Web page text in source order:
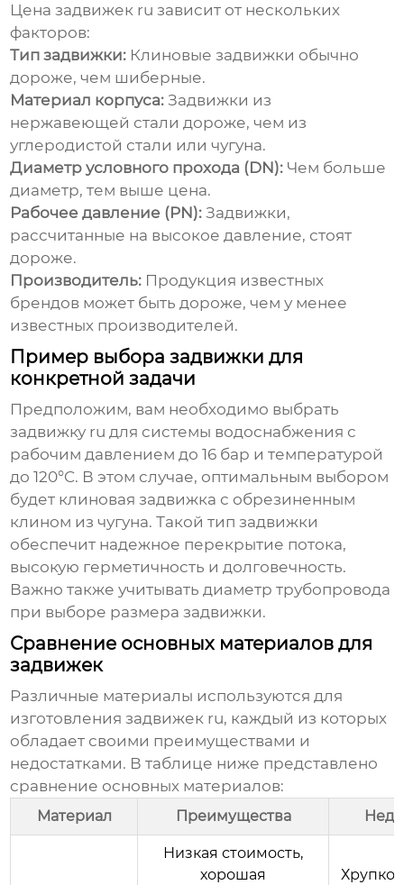
Ценазадвижек ru зависит от нескольких
факторов:
Тип задвижки: Клиновые задвижки обычно
дороже, чем шиберные.
Материал корпуса: Задвижки из
нержавеющей стали дороже, чем из
углеродистой стали или чугуна.
Диаметр условного прохода (DN): Чем больше
диаметр, тем выше цена.
Рабочее давление (PN): Задвижки,
рассчитанные на высокое давление, стоят
дороже.
Производитель: Продукция известных
брендов может быть дороже, чем у менее
известных производителей.
Пример выбора задвижки для
конкретной задачи
Предположим, вам необходимо выбрать
задвижку ru для системы водоснабжения с
рабочим давлением до 16 бар и температурой
до 120°C. В этом случае, оптимальным выбором
будет клиновая задвижка с обрезиненным
клином из чугуна. Такой тип задвижки
обеспечит надежное перекрытие потока,
высокую герметичность и долговечность.
Важно также учитывать диаметр трубопровода
при выборе размера задвижки.
Сравнение основных материалов для
задвижек
Различные материалы используются для
изготовлениязадвижек ru, каждый из которых
обладает своими преимуществами и
недостатками. В таблице ниже представлено
сравнение основных материалов:
Материал Преимущества
Низкая стоимость,
хорошая